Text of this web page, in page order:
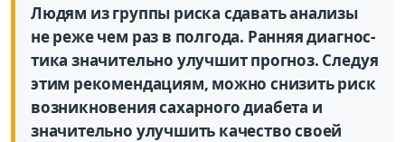
Людям из группы риска сдавать анализы
не реже чем раз в полгода. Ранняя диагнос­
тика значительно улучшит прогноз. Следуя
этим рекомендациям, можно снизить риск
возникновения сахарного диабета и
значительно улучшить качество своей